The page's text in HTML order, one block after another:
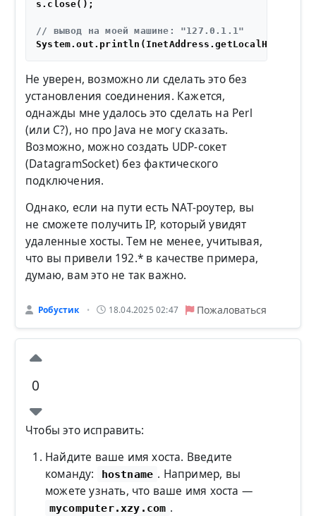
s.close();
// вывод на моей машине: "127.0.1.1"
Не уверен, возможно ли сделать это без
установления соединения. Кажется,
однажды мне удалось это сделать на Perl
(или C?), но про Java не могу сказать.
Возможно, можно создать UDP-сокет
(DatagramSocket) без фактического
подключения.
Однако, если на пути есть NAT-роутер, вы
не сможете получить IP, который увидят
удаленные хосты. Тем не менее, учитывая,
что вы привели 192.* в качестве примера,
думаю, вам это не так важно.
Робустик • 18.04.2025 02:47 Пожаловаться
0
Чтобы это исправить:
Найдите ваше имя хоста. Введите
команду:
hostname . Например, вы
можете узнать, что ваше имя хоста —
mycomputer.xzy.com .